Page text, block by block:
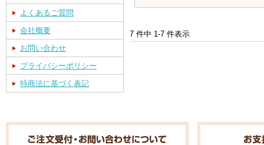
よくあるご質問
会社概要
お問い合わせ
プライバシーポリシー
特商法に基づく表記
7 件中 1-7 件表示